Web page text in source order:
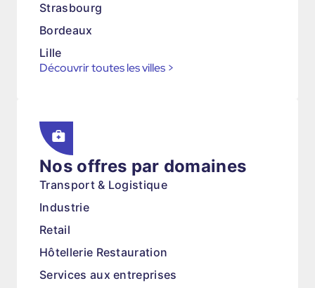
Strasbourg
Bordeaux
Lille
Découvrir toutes les villes >
Nos offres par domaines
Transport & Logistique
Industrie
Retail
Hôtellerie Restauration
Services aux entreprises